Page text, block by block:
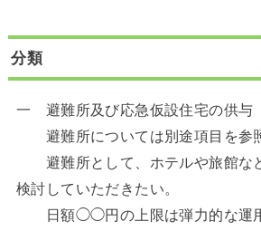
分類
一 避難所及び応急仮設住宅の供与
避難所については別途項目を参
避難所として、ホテルや旅館な
検討していただきたい。
日額◯◯円の上限は弾力的な運